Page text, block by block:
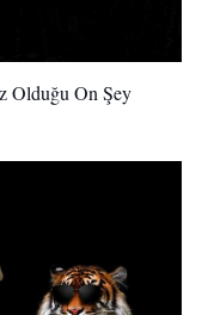
Olduğu On Şey